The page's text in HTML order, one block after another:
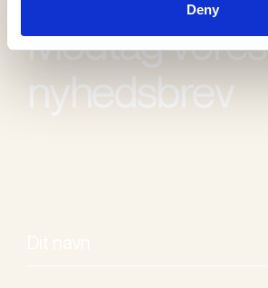
Deny
Modtag vores
nyhedsbrev